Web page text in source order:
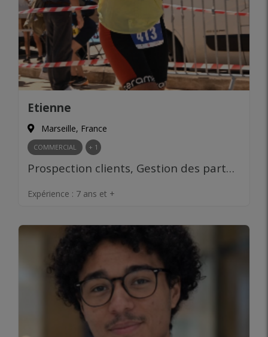
Etienne
Marseille, France
COMMERCIAL + 1
Prospection clients, Gestion des partenariats, Négociation commerciale, Développement de réseau, Gestion budgétaire
Expérience : 7 ans et +